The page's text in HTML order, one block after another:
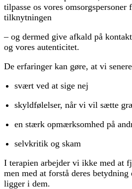
tilpasse os vores omsorgspersoner
tilknytningen
– og dermed give afkald på
og vores autenticitet.
De erfaringer kan gøre, at vi
svært ved at sige nej
skyldfølelser, når vi vil sætte
en stærk opmærksomhed på
selvkritik og skam
I terapien arbejder vi ikke med at
men med at forstå deres betydning
ligger i dem.